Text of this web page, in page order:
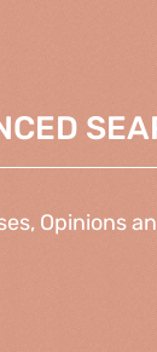
Opinions